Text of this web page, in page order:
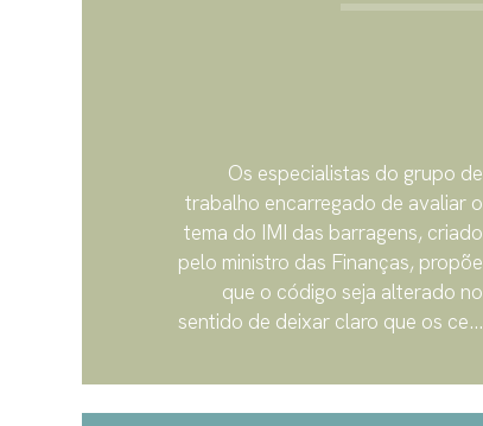
Os especialistas do grupo de
trabalho encarregado de avaliar o
tema do IMI das barragens, criado
pelo ministro das Finanças, propõe
que o código seja alterado no
sentido de deixar claro que os ce...